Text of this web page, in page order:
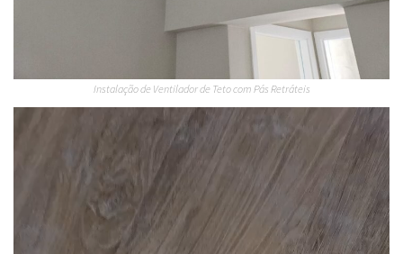
Instalação de Ventilador de Teto com Pás Retráteis